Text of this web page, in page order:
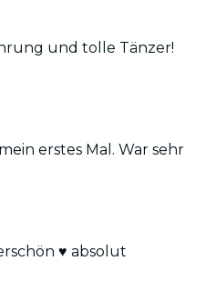
und tolle Tänzer!
erstes Mal. War sehr
♥️ absolut